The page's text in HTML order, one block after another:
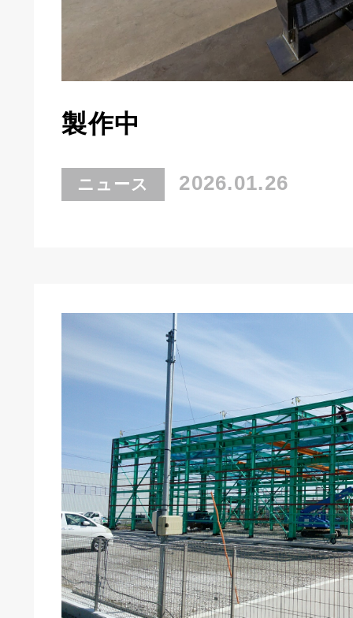
製作中
ニュース 2026.01.26